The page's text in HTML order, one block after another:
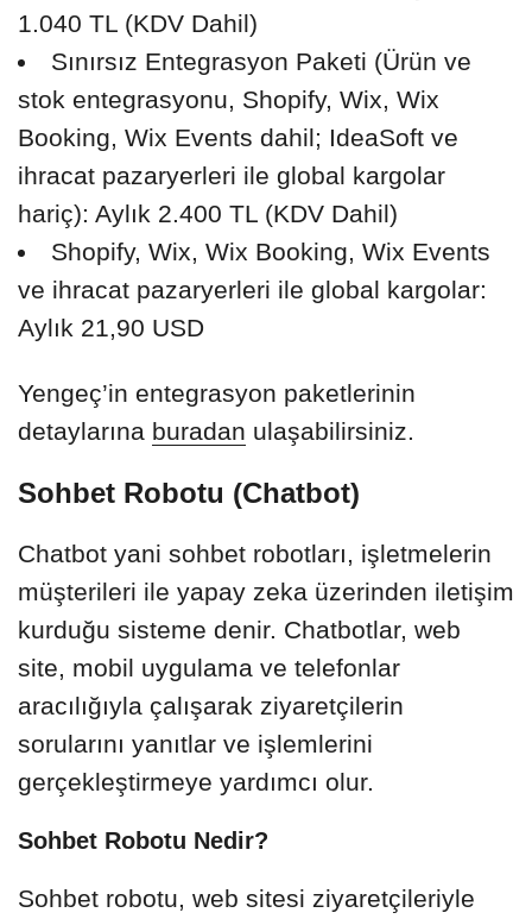
1.040 TL (KDV Dahil)
Sınırsız Entegrasyon Paketi (Ürün ve
stok entegrasyonu, Shopify, Wix, Wix
Booking, Wix Events dahil; IdeaSoft ve
ihracat pazaryerleri ile global kargolar
hariç): Aylık 2.400 TL (KDV Dahil)
Shopify, Wix, Wix Booking, Wix Events
ve ihracat pazaryerleri ile global kargolar:
Aylık 21,90 USD
Yengeç’in entegrasyon paketlerinin
detaylarına buradan ulaşabilirsiniz.
Sohbet Robotu (Chatbot)
Chatbot yani sohbet robotları, işletmelerin
müşterileri ile yapay zeka üzerinden iletişim
kurduğu sisteme denir. Chatbotlar, web
site, mobil uygulama ve telefonlar
aracılığıyla çalışarak ziyaretçilerin
sorularını yanıtlar ve işlemlerini
gerçekleştirmeye yardımcı olur.
Sohbet Robotu Nedir?
Sohbet robotu, web sitesi ziyaretçileriyle